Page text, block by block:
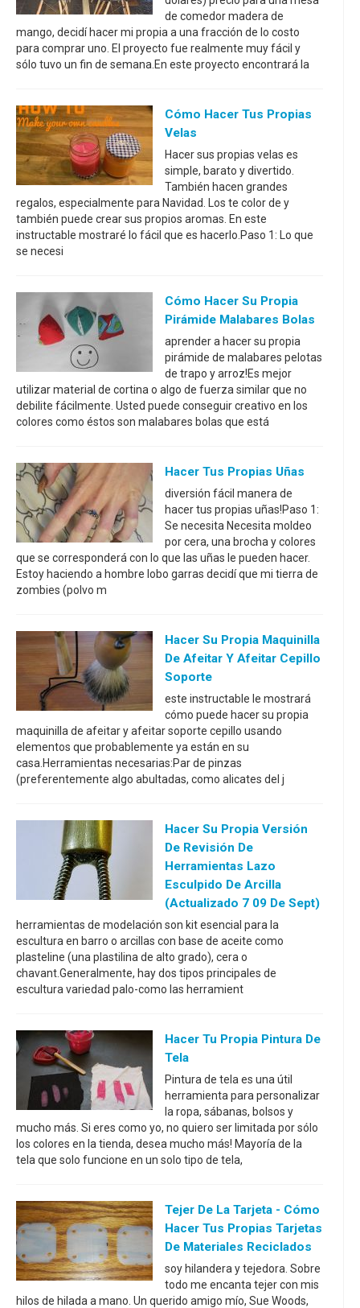
de comedor madera de
mango, decidí hacer mi propia a una fracción de lo costo
para comprar uno. El proyecto fue realmente muy fácil y
sólo tuvo un fin de semana.En este proyecto encontrará la
Cómo Hacer Tus Propias
Velas
Hacer sus propias velas es
simple, barato y divertido.
También hacen grandes
regalos, especialmente para Navidad. Los te color de y
también puede crear sus propios aromas. En este
instructable mostraré lo fácil que es hacerlo.Paso 1: Lo que
se necesi
Cómo Hacer Su Propia
Pirámide Malabares Bolas
aprender a hacer su propia
pirámide de malabares pelotas
de trapo y arroz!Es mejor
utilizar material de cortina o algo de fuerza similar que no
debilite fácilmente. Usted puede conseguir creativo en los
colores como éstos son malabares bolas que está
Hacer Tus Propias Uñas
diversión fácil manera de
hacer tus propias uñas!Paso 1:
Se necesita Necesita moldeo
por cera, una brocha y colores
que se corresponderá con lo que las uñas le pueden hacer.
Estoy haciendo a hombre lobo garras decidí que mi tierra de
zombies (polvo m
Hacer Su Propia Maquinilla
De Afeitar Y Afeitar Cepillo
Soporte
este instructable le mostrará
cómo puede hacer su propia
maquinilla de afeitar y afeitar soporte cepillo usando
elementos que probablemente ya están en su
casa.Herramientas necesarias:Par de pinzas
(preferentemente algo abultadas, como alicates del j
Hacer Su Propia Versión
De Revisión De
Herramientas Lazo
Esculpido De Arcilla
(actualizado 7 09 De Sept)
herramientas de modelación son kit esencial para la
escultura en barro o arcillas con base de aceite como
plasteline (una plastilina de alto grado), cera o
chavant.Generalmente, hay dos tipos principales de
escultura variedad palo-como las herramient
Hacer Tu Propia Pintura De
Tela
Pintura de tela es una útil
herramienta para personalizar
la ropa, sábanas, bolsos y
mucho más. Si eres como yo, no quiero ser limitada por sólo
los colores en la tienda, desea mucho más! Mayoría de la
tela que solo funcione en un solo tipo de tela,
Tejer De La Tarjeta - Cómo
Hacer Tus Propias Tarjetas
De Materiales Reciclados
soy hilandera y tejedora. Sobre
todo me encanta tejer con mis
hilos de hilada a mano. Un querido amigo mío, Sue Woods,